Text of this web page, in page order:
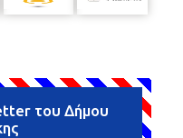
του Δήμου